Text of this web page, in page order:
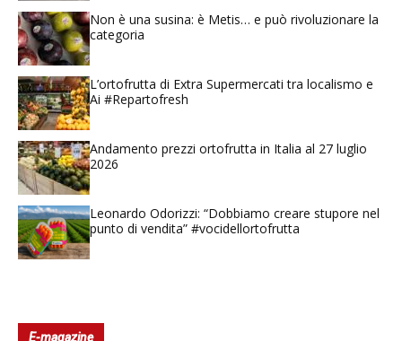
Non è una susina: è Metis… e può rivoluzionare la
categoria
L’ortofrutta di Extra Supermercati tra localismo e
Ai #Repartofresh
Andamento prezzi ortofrutta in Italia al 27 luglio
2026
Leonardo Odorizzi: “Dobbiamo creare stupore nel
punto di vendita” #vocidellortofrutta
E-magazine